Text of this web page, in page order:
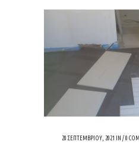
20 ΣΕΠΤΕΜΒΡΊΟΥ, 2021 IN /0